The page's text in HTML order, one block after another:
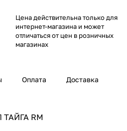
Цена действительна только для
интернет-магазина и может
отличаться от цен в розничных
магазинах
Оплата Доставка
RM